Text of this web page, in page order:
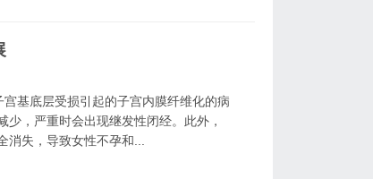
基底层受损引起的子宫内膜纤维化的病
，严重时会出现继发性闭经。此外，
失，导致女性不孕和...